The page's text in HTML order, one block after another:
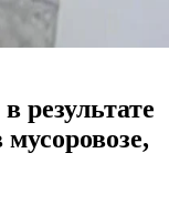
результате